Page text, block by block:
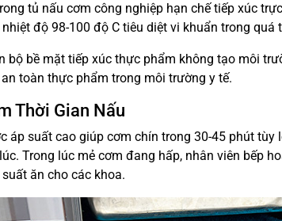
tủ nấu cơm công nghiệp hạn chế tiếp xúc
độ 98-100 độ C tiêu diệt vi khuẩn trong quá
bộ bề mặt tiếp xúc thực phẩm không tạo môi
an toàn thực phẩm trong môi trường y tế.
Thời Gian Nấu
áp suất cao giúp cơm chín trong 30-45 phút tùy
Trong lúc mẻ cơm đang hấp, nhân viên bếp
ăn cho các khoa.